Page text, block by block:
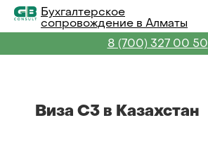
Бухгалтерское
сопровождение в Алматы
8 (700) 327 00 50
Виза C3 в Казахстан